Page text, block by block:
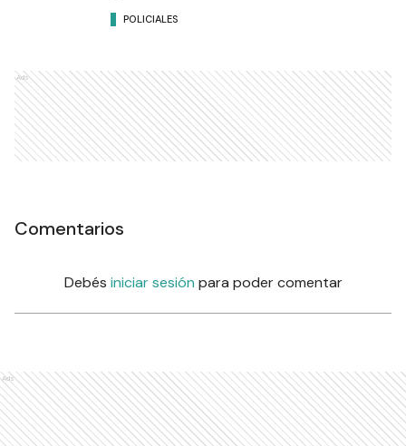
POLICIALES
Ads
Comentarios
Debés iniciar sesión para poder comentar
Ads